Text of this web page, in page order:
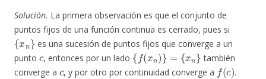
Solución. La primera observación es que el conjunto de
puntos fijos de una función continua es cerrado, pues si
{xn}
es una sucesión de puntos fijos que converge a un
punto
c
, entonces por un lado
{f(xn)}={x n}
también
converge a
c
, y por otro por continuidad converge a
f(c)
.